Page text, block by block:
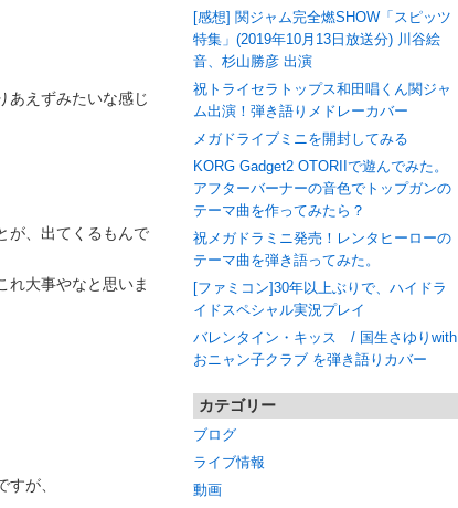
あえずみたいな感じ
が、出てくるもんで
れ大事やなと思いま
が、
[感想] 関ジャム完全燃SHOW「スピッツ
特集」(2019年10月13日放送分) 川谷絵
音、杉山勝彦 出演
祝トライセラトップス和田唱くん関ジャ
ム出演！弾き語りメドレーカバー
メガドライブミニを開封してみる
KORG Gadget2 OTORIIで遊んでみた。
アフターバーナーの音色でトップガンの
テーマ曲を作ってみたら？
祝メガドラミニ発売！レンタヒーローの
テーマ曲を弾き語ってみた。
[ファミコン]30年以上ぶりで、ハイドラ
イドスペシャル実況プレイ
バレンタイン・キッス / 国生さゆりwith
おニャン子クラブ を弾き語りカバー
カテゴリー
ブログ
ライブ情報
動画